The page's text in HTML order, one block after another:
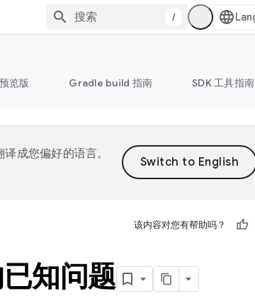
/
览版 Gradle build 指南 SDK 工具指南
成您偏好的语言。
该内容对您有帮助吗？
知问题